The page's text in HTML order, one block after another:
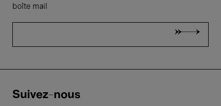
boîte mail
Suivez-nous